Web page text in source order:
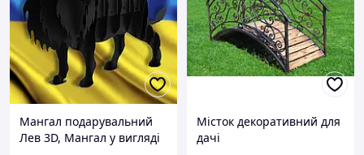
Мангал подарувальний
Лев 3D, Мангал у вигляді
Місток декоративний для
дачі